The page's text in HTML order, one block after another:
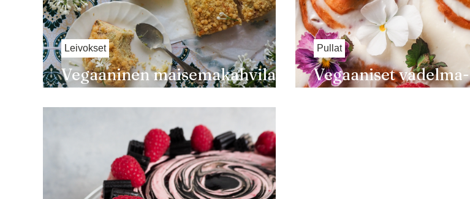
Vegaaninen maisemakahvilan
raparperipiirakka
Leivokset
Vegaaniset vadelma-
tuorejuustopullat
Pullat